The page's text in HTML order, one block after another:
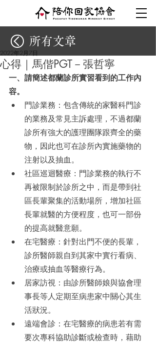
心得｜馬偕PGT－張哲寧
2022年2月7日
一、請簡述都蘭診所實習看到的工作內
容。
門診業務：包含傳統的家醫科門診
的業務及常見主訴處理，不過都蘭
診所有強大的護理團隊跟齊全的藥
物，因此也可在診所內實施藥物的
注射以及抽血。
社區巡迴醫療：門診業務的執行不
再被限制於診所之中，而是帶到社
區長輩聚集的活動場所，增加社區
長輩就醫的方便程度，也可一部份
的提高就醫意願。
在宅醫療：針對出門不便的長輩，
診所醫師親自到其家中實行看病、
治療或抽血等醫療行為。
居家訪視：由診所醫師娘與協會理
事長等人定期至病患家中關心其生
活狀況。
遠端會診：在宅醫療的病患若有需
要次專科協助診斷或檢查時，藉助
所有文章